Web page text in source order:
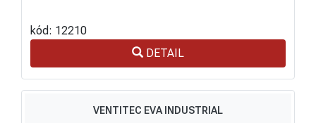
kód: 12210
DETAIL
VENTITEC EVA INDUSTRIAL